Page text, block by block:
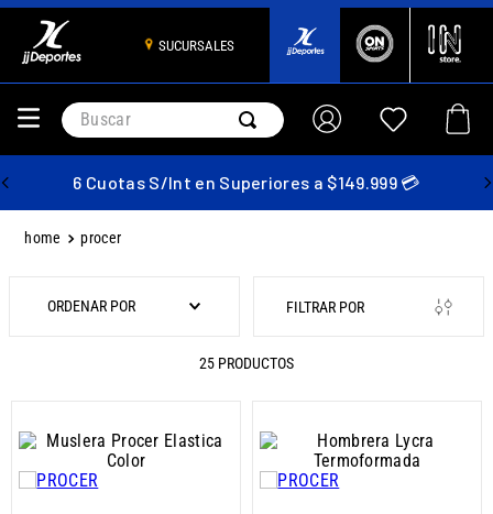
SUCURSALES
Buscar
6 Cuotas S/Int en Superiores a $149.999 💳
procer
ORDENAR POR
25 PRODUCTOS